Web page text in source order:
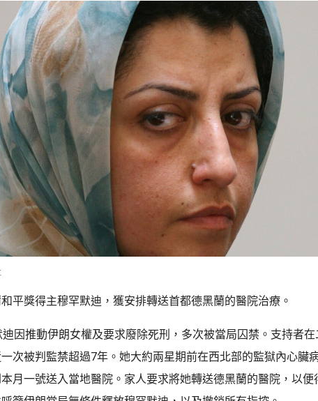
平獎得主穆罕默迪，獲安排轉送首都德黑蘭的醫院治療。
因推動伊朗女權及要求廢除死刑，多次被當局囚禁。支持者
次被判監禁超過7年。她大約兩星期前在西北部的監獄內心臟
月一號送入當地醫院。家人要求將她轉送德黑蘭的醫院，以便